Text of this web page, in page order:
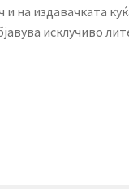
и на издавачката
исклучиво